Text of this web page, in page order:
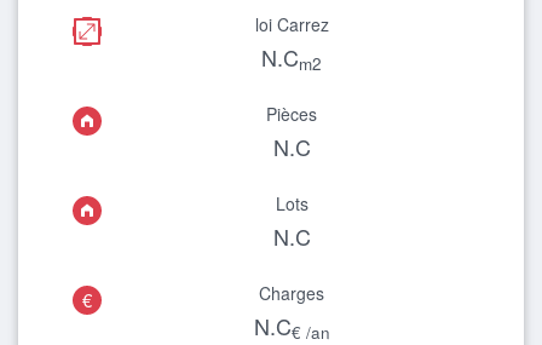
loi Carrez
N.Cm2
Pièces
N.C
Lots
N.C
€ Charges
N.C€ /an